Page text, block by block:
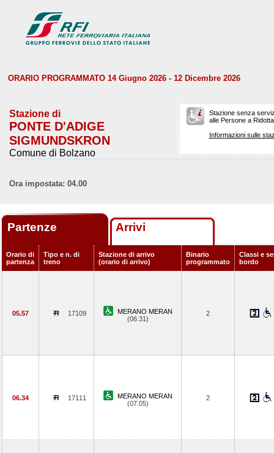
ORARIO PROGRAMMATO 14 Giugno 2026 - 12 Dicembre 2026
Stazione di
PONTE D'ADIGE
SIGMUNDSKRON
Comune di Bolzano
Stazione senza
alle Persone a
Informazioni sulle
Ora impostata: 04.00
Partenze Arrivi
Orario di
partenza
Tipo e n. di
treno
Stazione di arrivo
(orario di arrivo)
Binario
programmato
Classi e
bordo
05.57 17109
MERANO MERAN
(06.31)
2
06.34 17111
MERANO MERAN
(07.05)
2